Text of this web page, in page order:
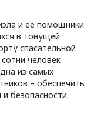
и ее помощники
в тонущей
спасательной
человек
из самых
– обеспечить
безопасности.